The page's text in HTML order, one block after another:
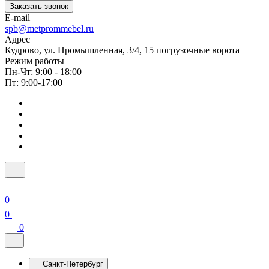
Заказать звонок
E-mail
spb@metprommebel.ru
Адрес
Кудрово, ул. Промышленная, 3/4, 15 погрузочные ворота
Режим работы
Пн-Чт: 9:00 - 18:00
Пт: 9:00-17:00
0
0
0
Санкт-Петербург